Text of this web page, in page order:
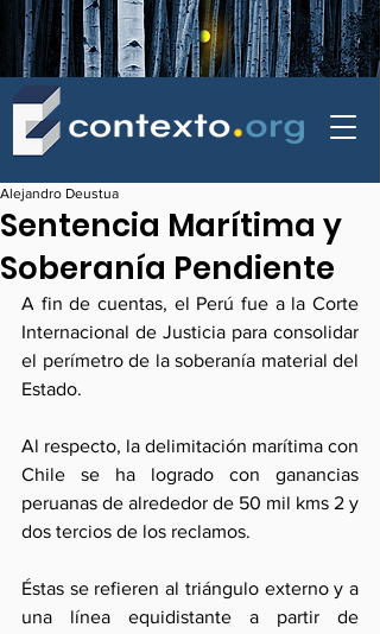
Sentencia Marítima y
Soberanía Pendiente
Alejandro Deustua
A fin de cuentas, el Perú fue a la Corte
Internacional de Justicia para consolidar
el perímetro de la soberanía material del
Estado.
Al respecto, la delimitación marítima con
Chile se ha logrado con ganancias
peruanas de alrededor de 50 mil kms 2 y
dos tercios de los reclamos.
Éstas se refieren al triángulo externo y a
una línea equidistante a partir de